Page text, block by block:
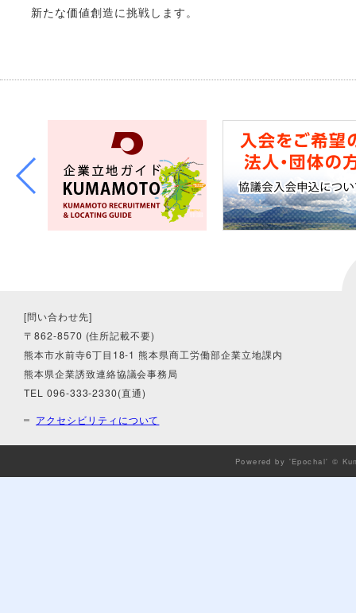
新たな価値創造に挑戦します。
[問い合わせ先]
〒862-8570 (住所記載不要)
熊本市水前寺6丁目18-1 熊本県商工労働部企業立地課内
熊本県企業誘致連絡協議会事務局
TEL 096-333-2330(直通)
アクセシビリティについて
Powered by 'Epochal' ©